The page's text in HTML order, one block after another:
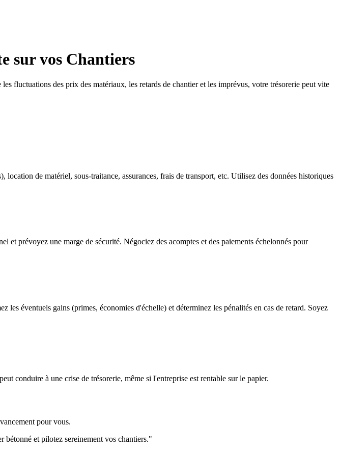
sur vos Chantiers
fluctuations des prix des matériaux, les retards de chantier et les imprévus, votre trésorerie peut vite
de matériel, sous-traitance, assurances, frais de transport, etc. Utilisez des données historiques
prévoyez une marge de sécurité. Négociez des acomptes et des paiements échelonnés pour
éventuels gains (primes, économies d'échelle) et déterminez les pénalités en cas de retard. Soyez
conduire à une crise de trésorerie, même si l'entreprise est rentable sur le papier.
pour vous.
et pilotez sereinement vos chantiers."